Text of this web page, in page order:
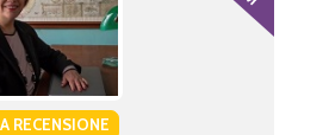
RECENSIONE